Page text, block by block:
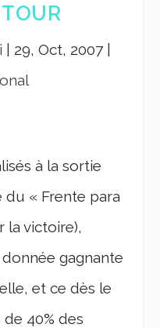
TOUR
29, Oct, 2007|
à la sortie
du « Frente para
la victoire),
gagnante
et ce dès le
40% des